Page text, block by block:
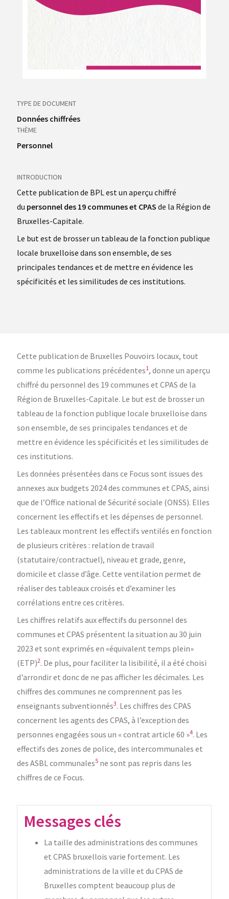
TYPE DE DOCUMENT
Données chiffrées
THÈME
Personnel
INTRODUCTION
Cette publication de BPL est un aperçu chiffré
du personnel des 19 communes et CPAS de la Région de
Bruxelles-Capitale.
Le but est de brosser un tableau de la fonction publique
locale bruxelloise dans son ensemble, de ses
principales tendances et de mettre en évidence les
spécificités et les similitudes de ces institutions.
Cette publication de Bruxelles Pouvoirs locaux, tout
comme les publications précédentes1 , donne un aperçu
chiffré du personnel des 19 communes et CPAS de la
Région de Bruxelles-Capitale. Le but est de brosser un
tableau de la fonction publique locale bruxelloise dans
son ensemble, de ses principales tendances et de
mettre en évidence les spécificités et les similitudes de
ces institutions.
Les données présentées dans ce Focus sont issues des
annexes aux budgets 2024 des communes et CPAS, ainsi
que de l’Office national de Sécurité sociale (ONSS). Elles
concernent les effectifs et les dépenses de personnel.
Les tableaux montrent les effectifs ventilés en fonction
de plusieurs critères : relation de travail
(statutaire/contractuel), niveau et grade, genre,
domicile et classe d’âge. Cette ventilation permet de
réaliser des tableaux croisés et d’examiner les
corrélations entre ces critères.
Les chiffres relatifs aux effectifs du personnel des
communes et CPAS présentent la situation au 30 juin
2023 et sont exprimés en «équivalent temps plein»
(ETP)2. De plus, pour faciliter la lisibilité, il a été choisi
d'arrondir et donc de ne pas afficher les décimales. Les
chiffres des communes ne comprennent pas les
enseignants subventionnés3. Les chiffres des CPAS
concernent les agents des CPAS, à l’exception des
personnes engagées sous un « contrat article 60 »4. Les
effectifs des zones de police, des intercommunales et
des ASBL communales5 ne sont pas repris dans les
chiffres de ce Focus.
Messages clés
La taille des administrations des communes
et CPAS bruxellois varie fortement. Les
administrations de la ville et du CPAS de
Bruxelles comptent beaucoup plus de